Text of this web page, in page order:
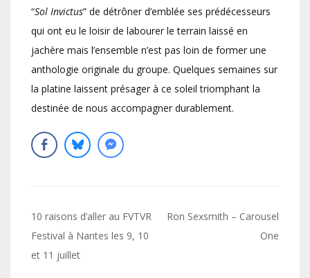
“Sol Invictus” de détrôner d’emblée ses prédécesseurs
qui ont eu le loisir de labourer le terrain laissé en
jachère mais l’ensemble n’est pas loin de former une
anthologie originale du groupe. Quelques semaines sur
la platine laissent présager à ce soleil triomphant la
destinée de nous accompagner durablement.
Navigation
de
l’article
10 raisons d’aller au FVTVR
Festival à Nantes les 9, 10
et 11 juillet
Ron Sexsmith – Carousel
One